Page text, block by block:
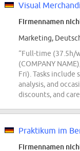
Visual
Firmennamen
Marketing,
“Full-time (37.5h/
(COMPANY
Fri). Tasks include
analysis, and
discounts, and
Firmennamen